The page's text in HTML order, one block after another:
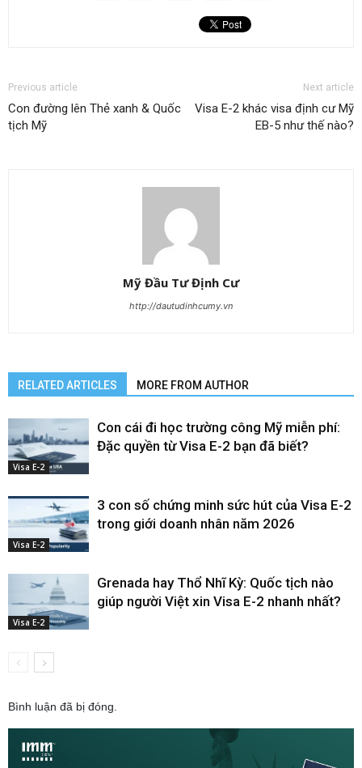
Previous article
Con đường lên Thẻ xanh & Quốc
tịch Mỹ
Next article
Visa E-2 khác visa định cư Mỹ
EB-5 như thế nào?
Mỹ Đầu Tư Định Cư
http://dautudinhcumy.vn
RELATED ARTICLES MORE FROM AUTHOR
Visa E-2
Con cái đi học trường công Mỹ miễn phí:
Đặc quyền từ Visa E-2 bạn đã biết?
Visa E-2
3 con số chứng minh sức hút của Visa E-2
trong giới doanh nhân năm 2026
Visa E-2
Grenada hay Thổ Nhĩ Kỳ: Quốc tịch nào
giúp người Việt xin Visa E-2 nhanh nhất?
Bình luận đã bị đóng.